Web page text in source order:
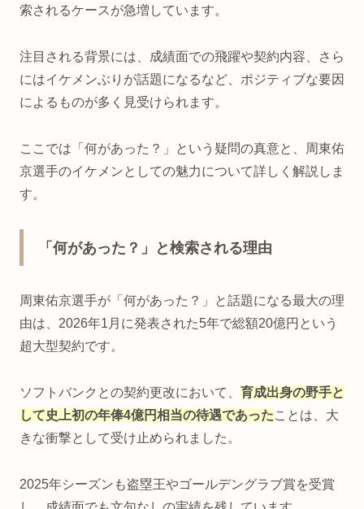
索されるケースが急増しています。
注目される背景には、成績面での飛躍や契約内容、さら
にはイケメンぶりが話題になるなど、ポジティブな要因
によるものが多く見受けられます。
ここでは「何があった？」という疑問の真意と、周東佑
京選手のイケメンとしての魅力について詳しく解説しま
す。
「何があった？」と検索される理由
周東佑京選手が「何があった？」と話題になる最大の理
由は、2026年1月に発表された5年で総額20億円という
超大型契約です。
ソフトバンクとの契約更改において、 育成出身の野手と
して史上初の年俸4億円相当の待遇であったことは、大
きな衝撃として受け止められました。
2025年シーズンも盗塁王やゴールデングラブ賞を受賞